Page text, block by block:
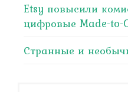
Etsy повысили
цифровые Made-to-
Странные и